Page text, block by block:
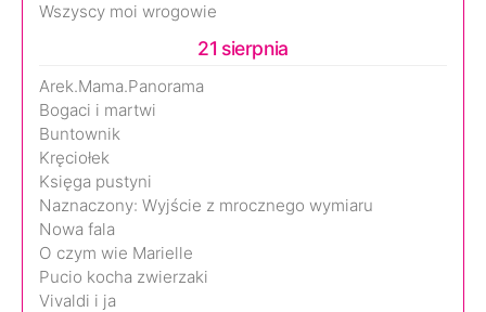
Wszyscy moi wrogowie
21 sierpnia
Arek.Mama.Panorama
Bogaci i martwi
Buntownik
Kręciołek
Księga pustyni
Naznaczony: Wyjście z mrocznego wymiaru
Nowa fala
O czym wie Marielle
Pucio kocha zwierzaki
Vivaldi i ja